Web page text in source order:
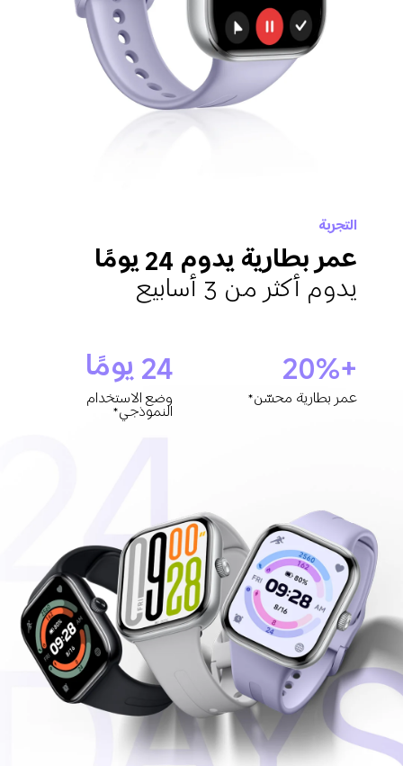
التجربة
عمر بطارية يدوم 24 يومًا
يدوم أكثر من 3 أسابيع
24 يومًا
وضع الاستخدام
النموذجي*
+20%
عمر بطارية محسّن*